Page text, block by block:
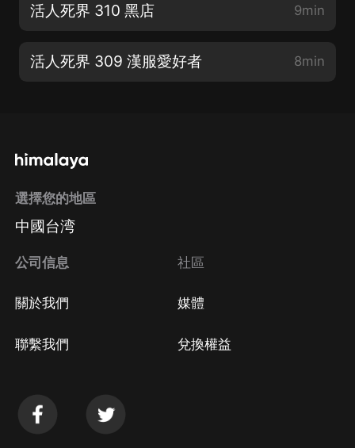
活人死界 310 黑店 9min
活人死界 309 漢服愛好者 8min
選擇您的地區
中國台湾
公司信息
關於我們
聯繫我們
社區
媒體
兌換權益